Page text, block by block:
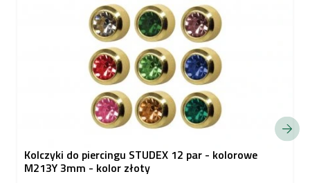
Kolczyki do piercingu STUDEX 12 par - kolorowe
M213Y 3mm - kolor złoty